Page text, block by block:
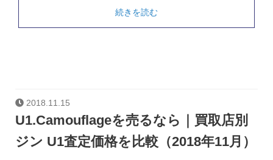
続きを読む
2018.11.15
U1.Camouflageを売るなら｜買取店別
ジン U1査定価格を比較（2018年11月）